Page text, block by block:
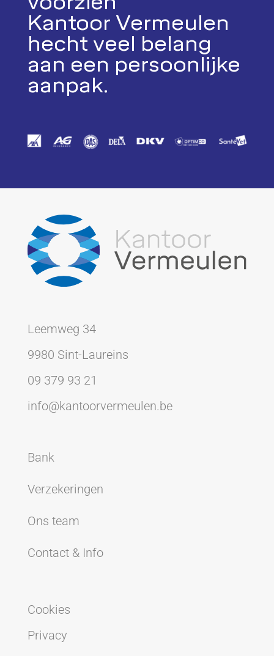
Kantoor Vermeulen
hecht veel belang
aan een persoonlijke
aanpak.
Leemweg 34
9980 Sint-Laureins
09 379 93 21
info@kantoorvermeulen.be
Bank
Verzekeringen
Ons team
Contact & Info
Cookies
Privacy